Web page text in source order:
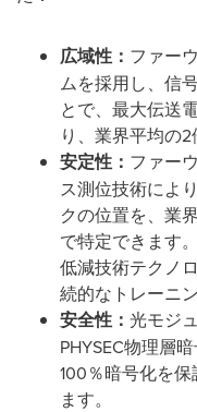
広域性： ファー
ムを採用し、信
とで、最大伝送
り、業界平均の2
安定性： ファー
ス測位技術によ
クの位置を、業
で特定できます
低減技術テクノ
続的なトレーニ
安全性： 光モジ
PHYSEC物理層
100％暗号化を
ます。